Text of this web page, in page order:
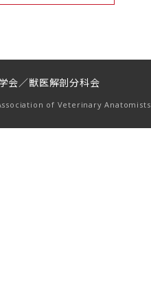
会／獣医解剖分科会
of Veterinary Anatomists